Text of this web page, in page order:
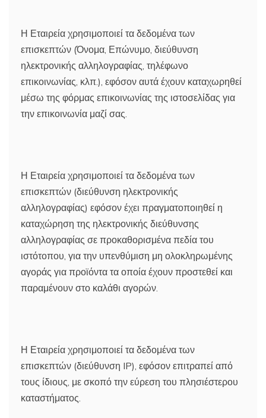
Η Εταιρεία χρησιμοποιεί τα δεδομένα των
επισκεπτών (Όνομα, Επώνυμο, διεύθυνση
ηλεκτρονικής αλληλογραφίας, τηλέφωνο
επικοινωνίας, κλπ.), εφόσον αυτά έχουν καταχωρηθεί
μέσω της φόρμας επικοινωνίας της ιστοσελίδας για
την επικοινωνία μαζί σας.
Η Εταιρεία χρησιμοποιεί τα δεδομένα των
επισκεπτών (διεύθυνση ηλεκτρονικής
αλληλογραφίας) εφόσον έχει πραγματοποιηθεί η
καταχώρηση της ηλεκτρονικής διεύθυνσης
αλληλογραφίας σε προκαθορισμένα πεδία του
ιστότοπου, για την υπενθύμιση μη ολοκληρωμένης
αγοράς για προϊόντα τα οποία έχουν προστεθεί και
παραμένουν στο καλάθι αγορών.
Η Εταιρεία χρησιμοποιεί τα δεδομένα των
επισκεπτών (διεύθυνση IP), εφόσον επιτραπεί από
τους ίδιους, με σκοπό την εύρεση του πλησιέστερου
καταστήματος.